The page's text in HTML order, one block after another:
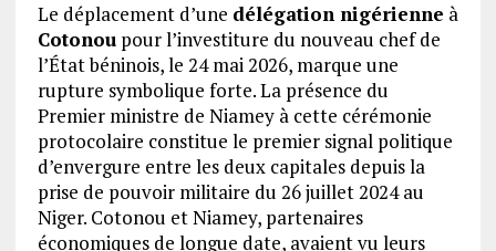
Le déplacement d’une délégation nigérienne à
Cotonoupour l’investiture du nouveau chef de
l’État béninois, le 24 mai 2026, marque une
rupture symbolique forte. La présence du
Premier ministre de Niamey à cette cérémonie
protocolaire constitue le premier signal politique
d’envergure entre les deux capitales depuis la
prise de pouvoir militaire du 26 juillet 2024 au
Niger. Cotonou et Niamey, partenaires
économiques de longue date, avaient vu leurs